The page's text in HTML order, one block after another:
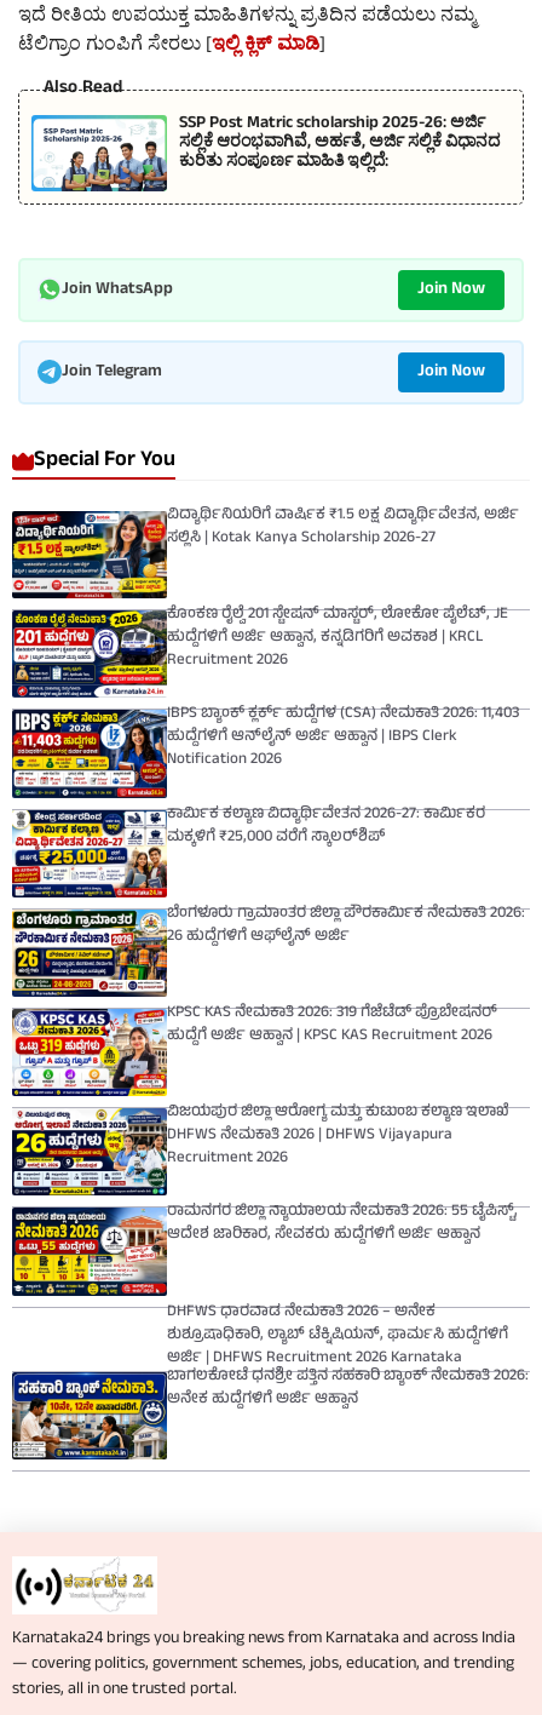
ಇದೆ ರೀತಿಯ ಉಪಯುಕ್ತ ಮಾಹಿತಿಗಳನ್ನು ಪ್ರತಿದಿನ ಪಡೆಯಲು ನಮ್ಮ
ಟೆಲಿಗ್ರಾಂ ಗುಂಪಿಗೆ ಸೇರಲು [ಇಲ್ಲಿ ಕ್ಲಿಕ್ ಮಾಡಿ]
Also Read
SSP Post Matric scholarship 2025-26: ಅರ್ಜಿ
ಸಲ್ಲಿಕೆ ಆರಂಭವಾಗಿವೆ, ಅರ್ಹತೆ, ಅರ್ಜಿ ಸಲ್ಲಿಕೆ ವಿಧಾನದ
ಕುರಿತು ಸಂಪೂರ್ಣ ಮಾಹಿತಿ ಇಲ್ಲಿದೆ:
Join WhatsApp Join Now
Join Telegram Join Now
Special For You
ವಿದ್ಯಾರ್ಥಿನಿಯರಿಗೆ ವಾರ್ಷಿಕ ₹1.5 ಲಕ್ಷ ವಿದ್ಯಾರ್ಥಿವೇತನ, ಅರ್ಜಿ
ಸಲ್ಲಿಸಿ | Kotak Kanya Scholarship 2026-27
ಕೊಂಕಣ ರೈಲ್ವೆ 201 ಸ್ಟೇಷನ್ ಮಾಸ್ಟರ್, ಲೋಕೋ ಪೈಲೆಟ್, JE
ಹುದ್ದೆಗಳಿಗೆ ಅರ್ಜಿ ಆಹ್ವಾನ, ಕನ್ನಡಿಗರಿಗೆ ಅವಕಾಶ | KRCL
Recruitment 2026
IBPS ಬ್ಯಾಂಕ್ ಕ್ಲರ್ಕ್ ಹುದ್ದೆಗಳ (CSA) ನೇಮಕಾತಿ 2026: 11,403
ಹುದ್ದೆಗಳಿಗೆ ಆನ್‌ಲೈನ್ ಅರ್ಜಿ ಆಹ್ವಾನ | IBPS Clerk
Notification 2026
ಕಾರ್ಮಿಕ ಕಲ್ಯಾಣ ವಿದ್ಯಾರ್ಥಿವೇತನ 2026-27: ಕಾರ್ಮಿಕರ
ಮಕ್ಕಳಿಗೆ ₹25,000 ವರೆಗೆ ಸ್ಕಾಲರ್‌ಶಿಪ್
ಬೆಂಗಳೂರು ಗ್ರಾಮಾಂತರ ಜಿಲ್ಲಾ ಪೌರಕಾರ್ಮಿಕ ನೇಮಕಾತಿ 2026:
26 ಹುದ್ದೆಗಳಿಗೆ ಆಫ್‌ಲೈನ್ ಅರ್ಜಿ
KPSC KAS ನೇಮಕಾತಿ 2026: 319 ಗೆಜೆಟೆಡ್ ಪ್ರೊಬೇಷನರ್
ಹುದ್ದೆಗೆ ಅರ್ಜಿ ಆಹ್ವಾನ | KPSC KAS Recruitment 2026
ವಿಜಯಪುರ ಜಿಲ್ಲಾ ಆರೋಗ್ಯ ಮತ್ತು ಕುಟುಂಬ ಕಲ್ಯಾಣ ಇಲಾಖೆ
DHFWS ನೇಮಕಾತಿ 2026 | DHFWS Vijayapura
Recruitment 2026
ರಾಮನಗರ ಜಿಲ್ಲಾ ನ್ಯಾಯಾಲಯ ನೇಮಕಾತಿ 2026: 55 ಟೈಪಿಸ್ಟ್,
ಆದೇಶ ಜಾರಿಕಾರ, ಸೇವಕರು ಹುದ್ದೆಗಳಿಗೆ ಅರ್ಜಿ ಆಹ್ವಾನ
DHFWS ಧಾರವಾಡ ನೇಮಕಾತಿ 2026 – ಅನೇಕ
ಶುಶ್ರೂಷಾಧಿಕಾರಿ, ಲ್ಯಾಬ್ ಟೆಕ್ನಿಷಿಯನ್, ಫಾರ್ಮಸಿ ಹುದ್ದೆಗಳಿಗೆ
ಅರ್ಜಿ | DHFWS Recruitment 2026 Karnataka
ಬಾಗಲಕೋಟೆ ಧನಶ್ರೀ ಪತ್ತಿನ ಸಹಕಾರಿ ಬ್ಯಾಂಕ್ ನೇಮಕಾತಿ 2026:
ಅನೇಕ ಹುದ್ದೆಗಳಿಗೆ ಅರ್ಜಿ ಆಹ್ವಾನ
Karnataka24 brings you breaking news from Karnataka and across India
— covering politics, government schemes, jobs, education, and trending
stories, all in one trusted portal.